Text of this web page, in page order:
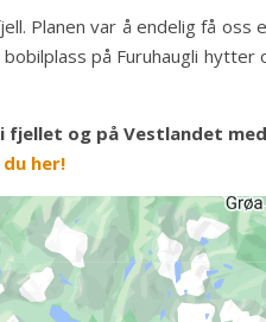
Planen var å endelig få
på Furuhaugli
og på Vestlandet
her!